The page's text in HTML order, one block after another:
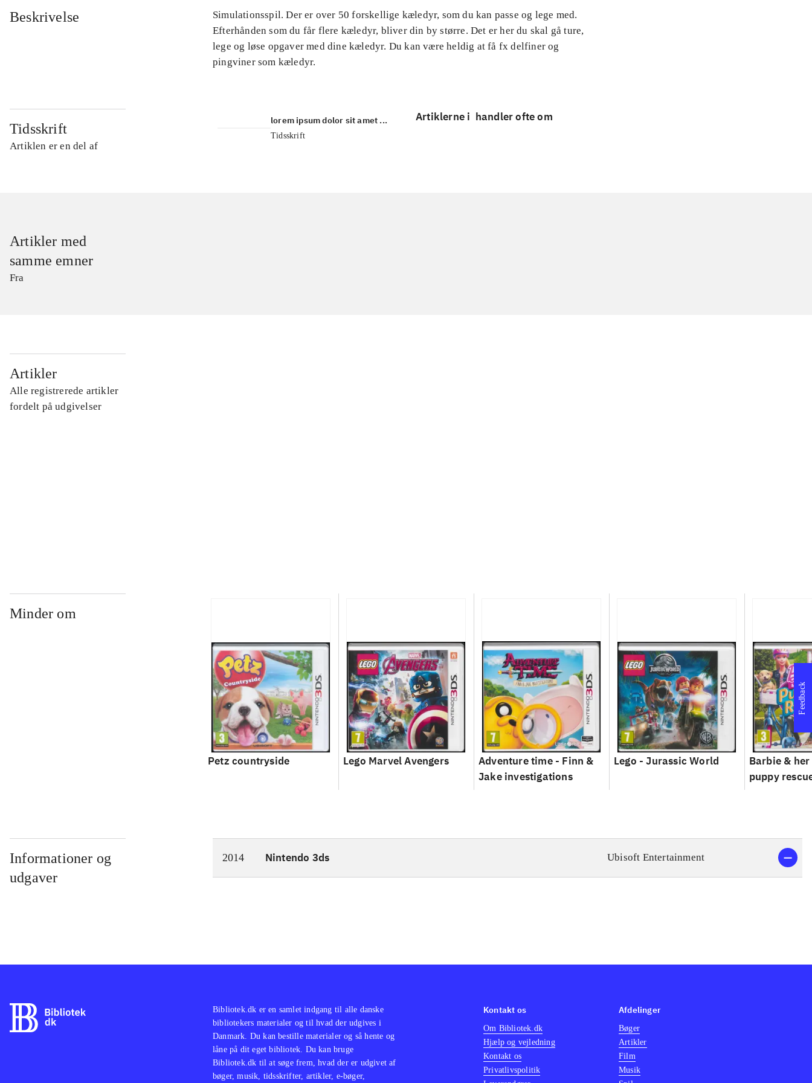
Beskrivelse
Simulationsspil. Der er over 50 forskellige kæledyr, som du kan passe og lege med.
Efterhånden som du får flere kæledyr, bliver din by større. Det er her du skal gå ture,
lege og løse opgaver med dine kæledyr. Du kan være heldig at få fx delfiner og
pingviner som kæledyr.
Tidsskrift
Artiklen er en del af
lorem ipsum dolor sit amet ...
Tidsskrift
Artiklerne i handler ofte om
Artikler med
samme emner
Fra
Artikler
Alle registrerede artikler
fordelt på udgivelser
Minder om
Petz countryside Lego Marvel Avengers
Adventure time - Finn &
Jake investigations
Lego - Jurassic World
Barbie &
puppy
Informationer og
udgaver
2014 Nintendo 3ds Ubisoft Entertainment
Feedback
Bibliotek.dk er en samlet indgang til alle danske
bibliotekers materialer og til hvad der udgives i
Danmark. Du kan bestille materialer og så hente og
låne på dit eget bibliotek. Du kan bruge
Bibliotek.dk til at søge frem, hvad der er udgivet af
bøger, musik, tidsskrifter, artikler, e-bøger,
Kontakt os
Om Bibliotek.dk
Hjælp og vejledning
Kontakt os
Privatlivspolitik
Afdelinger
Bøger
Artikler
Film
Musik